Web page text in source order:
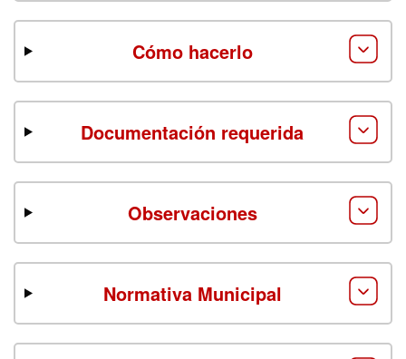
Cómo hacerlo
Documentación requerida
Observaciones
Normativa Municipal